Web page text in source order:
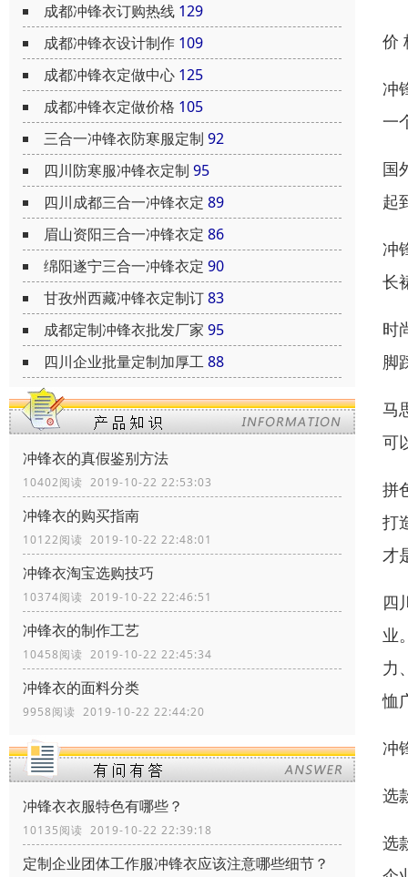
成都冲锋衣订购热线 129
成都冲锋衣设计制作 109
成都冲锋衣定做中心 125
成都冲锋衣定做价格 105
三合一冲锋衣防寒服定制 92
四川防寒服冲锋衣定制 95
四川成都三合一冲锋衣定 89
眉山资阳三合一冲锋衣定 86
绵阳遂宁三合一冲锋衣定 90
甘孜州西藏冲锋衣定制订83
成都定制冲锋衣批发厂家 95
四川企业批量定制加厚工88
冲锋衣的真假鉴别方法
10402阅读 2019-10-22 22:53:03
冲锋衣的购买指南
10122阅读 2019-10-22 22:48:01
冲锋衣淘宝选购技巧
10374阅读 2019-10-22 22:46:51
冲锋衣的制作工艺
10458阅读 2019-10-22 22:45:34
冲锋衣的面料分类
9958阅读 2019-10-22 22:44:20
冲锋衣衣服特色有哪些？
10135阅读 2019-10-22 22:39:18
定制企业团体工作服冲锋衣应该注意哪些细节？
价
冲
一
国
起
冲
长
时
脚
马
可
拼
打
才
四
业
力
恤
冲
选
选